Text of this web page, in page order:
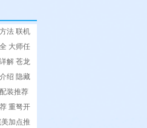
法 联机
大师任
解 苍龙
绍 隐藏
装推荐
重弩开
加点推